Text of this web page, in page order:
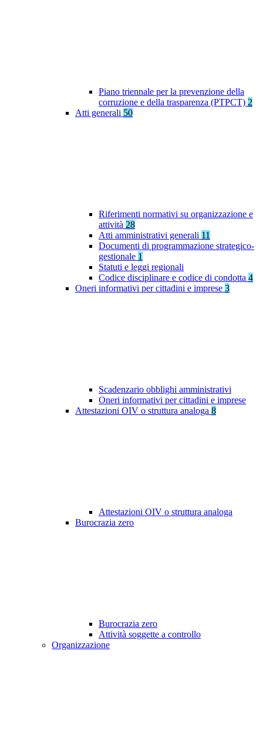
Piano triennale per la prevenzione della
corruzione e della trasparenza (PTPCT) 2
Atti generali 50
Riferimenti normativi su organizzazione e
attività 28
Atti amministrativi generali 11
Documenti di programmazione strategico-
gestionale 1
Statuti e leggi regionali
Codice disciplinare e codice di condotta 4
Oneri informativi per cittadini e imprese 3
Scadenzario obblighi amministrativi
Oneri informativi per cittadini e imprese
Attestazioni OIV o struttura analoga 8
Attestazioni OIV o struttura analoga
Burocrazia zero
Burocrazia zero
Attività soggette a controllo
Organizzazione